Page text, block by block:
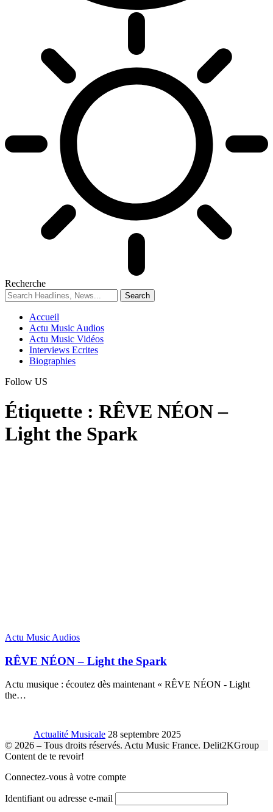
Recherche
Accueil
Actu Music Audios
Actu Music Vidéos
Interviews Ecrites
Biographies
Follow US
Étiquette : RÊVE NÉON –
Light the Spark
Actu Music Audios
RÊVE NÉON – Light the Spark
Actu musique : écoutez dès maintenant « RÊVE NÉON - Light
the…
Actualité Musicale 28 septembre 2025
© 2026 – Tous droits réservés. Actu Music France. Delit2KGroup
Content de te revoir!
Connectez-vous à votre compte
Identifiant ou adresse e-mail